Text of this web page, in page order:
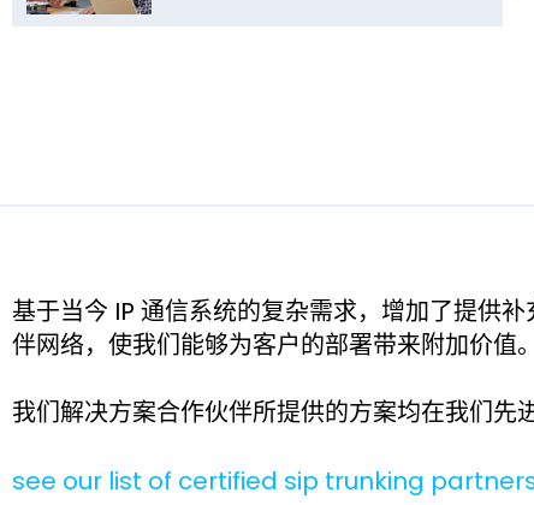
基于当今 IP 通信系统的复杂需求，增加了提供
伴网络，使我们能够为客户的部署带来附加价值。
我们解决方案合作伙伴所提供的方案均在我们先
see our list of certified sip trunking